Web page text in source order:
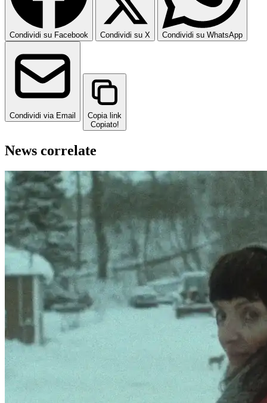
Condividi su Facebook Condividi su X Condividi su WhatsApp
Condividi via Email
Copia link
Copiato!
News correlate